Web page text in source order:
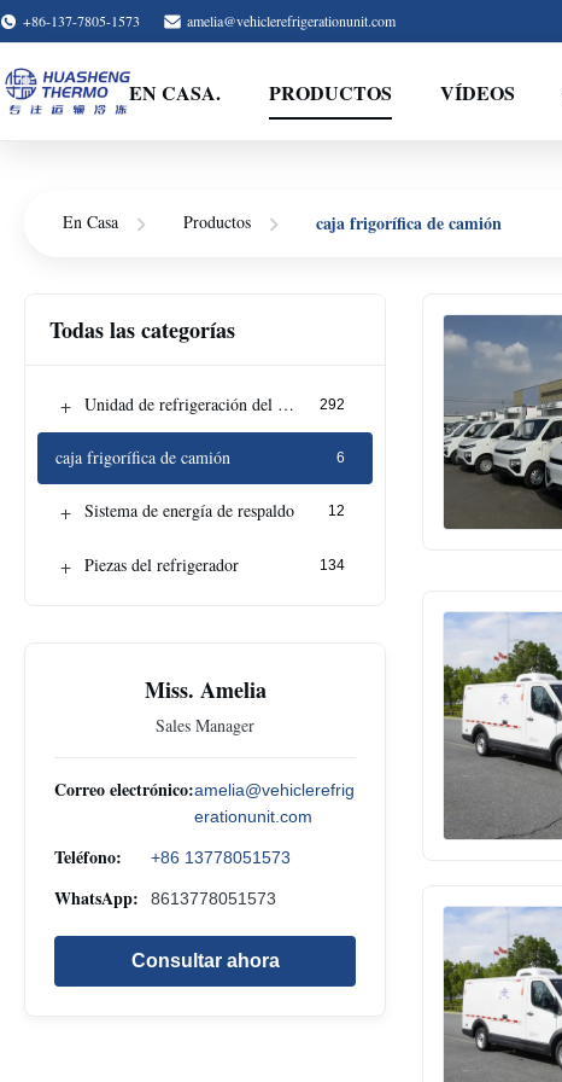
+86-137-7805-1573 amelia@vehiclerefrigerationunit.com
EN CASA. PRODUCTOS VÍDEOS
En Casa Productos caja frigorífica de camión
Todas las categorías
+ Unidad de refrigeración del vehículo 292
caja frigorífica de camión 6
+ Sistema de energía de respaldo 12
+ Piezas del refrigerador 134
Miss. Amelia
Sales Manager
Correo electrónico:amelia@vehiclerefrig
erationunit.com
Teléfono: +86 13778051573
WhatsApp: 8613778051573
Consultar ahora